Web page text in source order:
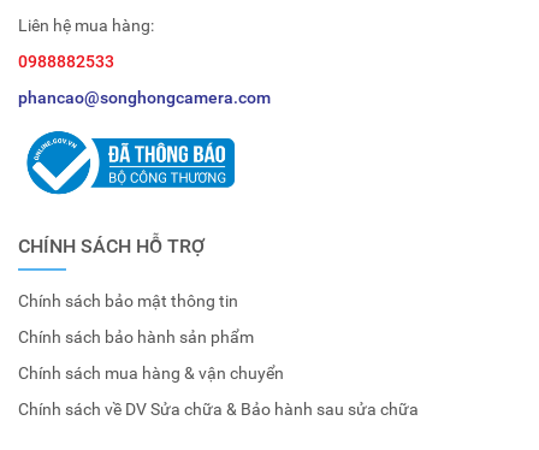
Liên hệ mua hàng:
0988882533
phancao@songhongcamera.com
CHÍNH SÁCH HỖ TRỢ
Chính sách bảo mật thông tin
Chính sách bảo hành sản phẩm
Chính sách mua hàng & vận chuyển
Chính sách về DV Sửa chữa & Bảo hành sau sửa chữa